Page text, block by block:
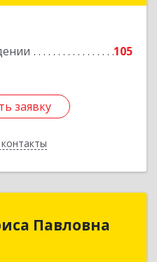
105
заявку
заявку
Павловна